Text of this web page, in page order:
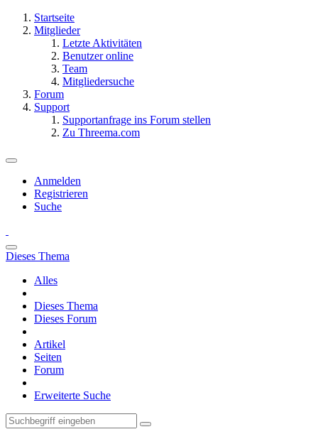
Startseite
Mitglieder
Letzte Aktivitäten
Benutzer online
Team
Mitgliedersuche
Forum
Support
Supportanfrage ins Forum stellen
Zu Threema.com
Anmelden
Registrieren
Suche
Dieses Thema
Alles
Dieses Thema
Dieses Forum
Artikel
Seiten
Forum
Erweiterte Suche